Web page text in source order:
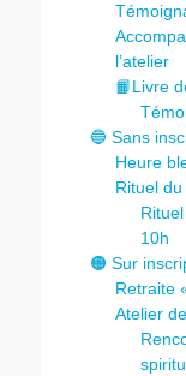
l’atelier
📙Livre
🔵 Sans
Heure
Rituel
10h
🟠 Sur
Retraite
Atelier